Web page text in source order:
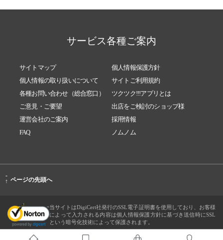
サービス各種ご案内
サイトマップ
個人情報保護方針
個人情報の取り扱いについて
サイトご利用規約
各種お問い合わせ（総合窓口）
ツクツク!!!アプリとは
ご意見・ご要望
出店をご検討のショップ様
運営会社のご案内
採用情報
FAQ
ノムノム
-
↑ ページの先頭へ
当サイトはDigiCert社発行のSSL電子証明書を使用しており、お客様
によって入力される内容は個人情報保護方針に基づき送信時にSSL
という暗号化技術によって保護されます。